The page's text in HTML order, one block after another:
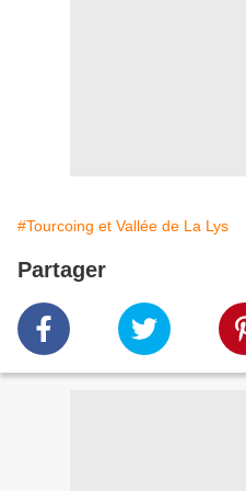
#Tourcoing et Vallée de La Lys
Partager